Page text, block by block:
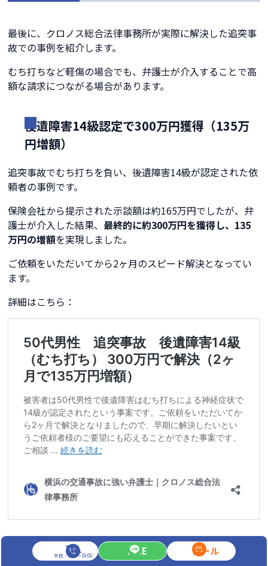
最後に、クロノス総合法律事務所が実際に解決した追突事
故での事例を紹介します。
むち打ちなど軽傷の場合でも、弁護士が介入することで高
額な請求につながる場合があります。
後遺障害14級認定で300万円獲得（135万
円増額）
追突事故でむち打ちを負い、後遺障害14級が認定された依
頼者の事例です。
保険会社から提示された示談額は約165万円でしたが、弁
護士が介入した結果、 最終的に約300万円を獲得し、135
万円の増額を実現しました。
ご依頼をいただいてから2ヶ月のスピード解決となってい
ます。
詳細はこちら：
異議申し立てで約400万円獲得（240万円増
TEL
平日／9:00～19:00 LINE メール